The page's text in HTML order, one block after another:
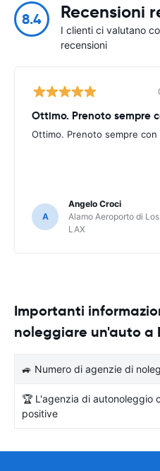
8.4 Recensioni
I clienti ci valutano
recensioni
Ottimo. Prenoto sempre con
A
Angelo Croci
Alamo Aeroporto di
LAX
Importanti
noleggiare un'auto a
🚙 Numero di agenzie di
🏆 L'agenzia di autonoleggio
positive